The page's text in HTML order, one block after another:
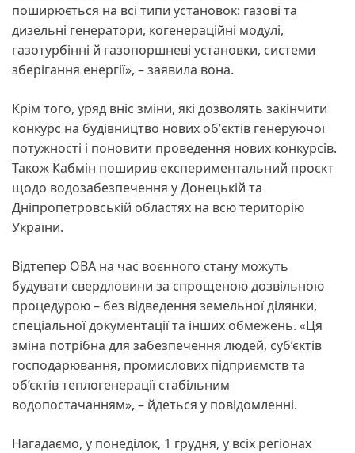
поширюється на всі типи установок: газові та
дизельні генератори, когенераційні модулі,
газотурбінні й газопоршневі установки, системи
зберігання енергії», – заявила вона.
Крім того, уряд вніс зміни, які дозволять закінчити
конкурс на будівництво нових обʼєктів генеруючої
потужності і поновити проведення нових конкурсів.
Також Кабмін поширив експериментальний проєкт
щодо водозабезпечення у Донецькій та
Дніпропетровській областях на всю територію
України.
Відтепер ОВА на час воєнного стану можуть
будувати свердловини за спрощеною дозвільною
процедурою – без відведення земельної ділянки,
спеціальної документації та інших обмежень. «Ця
зміна потрібна для забезпечення людей, суб’єктів
господарювання, промислових підприємств та
об’єктів теплогенерації стабільним
водопостачанням», – йдеться у повідомленні.
Нагадаємо, у понеділок, 1 грудня, у всіх регіонах